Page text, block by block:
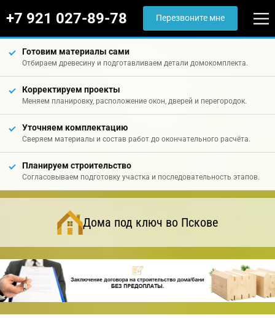
+7 921 027-89-78 Перезвоните мне
Готовим материалы сами
Отбираем древесину и подготавливаем детали домокомплекта.
Корректируем проекты
Меняем планировку, расположение окон, дверей и перегородок.
Уточняем комплектацию
Сверяем материалы и состав работ до окончательного расчёта.
Планируем строительство
Согласовываем подготовку участка и последовательность этапов.
Дома под ключ во Пскове